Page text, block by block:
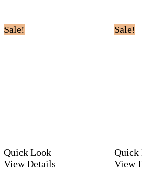
Sale!
Quick Look
View Details
Sale!
Quick
View